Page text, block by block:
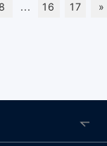
8 ... 16 17 »